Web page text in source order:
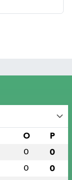
O P
0 0
0 0